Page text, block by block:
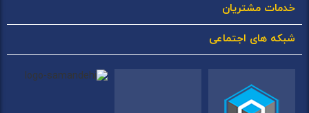
خدمات مشتریان
شبکه های اجتماعی